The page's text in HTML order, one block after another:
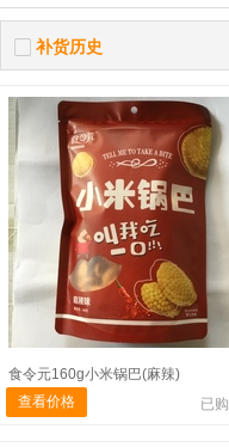
 补货历史
食令元160g小米锅巴(麻辣)
查看价格
已